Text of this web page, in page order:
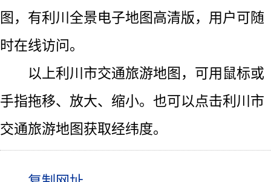
图，有利川全景电子地图高清版，用户可随
时在线访问。
以上利川市交通旅游地图，可用鼠标或
手指拖移、放大、缩小。也可以点击利川市
交通旅游地图获取经纬度。